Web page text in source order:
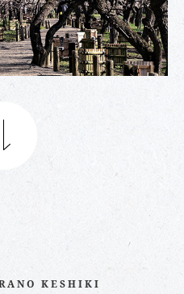
KESHIKI